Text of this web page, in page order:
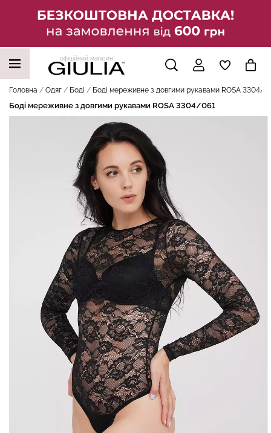
офіційний магазин
Головна Одяг Боді Боді мереживне з довгими рукавами ROSA 3304/
Боді мереживне з довгими рукавами ROSA 3304/061
НАШІ ТРЕНДОВІ ТОВАРИ
Безшовні легінси з
мікрофібри LEGGINGS 02
(чорний) Giulia
789 грн.
Велосипедки з високою
талією TRACKS 01
(чорний) Giulia
384 грн.549 грн.